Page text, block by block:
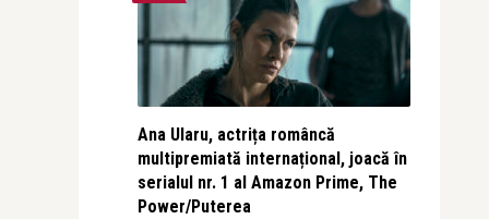
Ana Ularu, actrița româncă
multipremiată internațional, joacă în
serialul nr. 1 al Amazon Prime, The
Power/Puterea